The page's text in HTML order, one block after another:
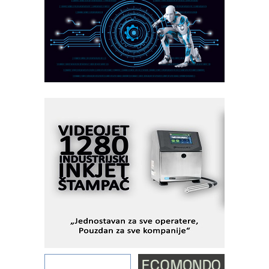
CTO - Prilagodite svoju toplinsku
obradu!
Razvoj asortimanskog pravca MINI-
PLC AKYTEC
AUKOM: Svetski standard metrologije
dostupan u Srbiji
I.SAFE MOBILE revolucioniše
industrijsku automatizaciju
pionirskimmobile operator PANEL-OM
Fleksibilno stezanje i brzo
podešavanje u proizvodnji prototipova
KIP KOP – napredna rešenja za
objekte
Alba d.o.o. – 35 godina preciznosti u